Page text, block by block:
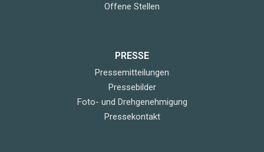
Offene Stellen
PRESSE
Pressemitteilungen
Pressebilder
Foto- und Drehgenehmigung
Pressekontakt